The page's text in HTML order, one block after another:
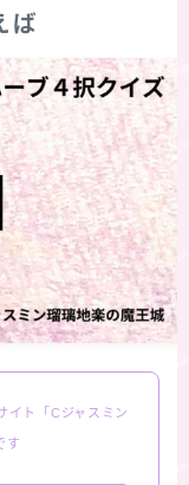
ば
イト「Cジャスミン
す